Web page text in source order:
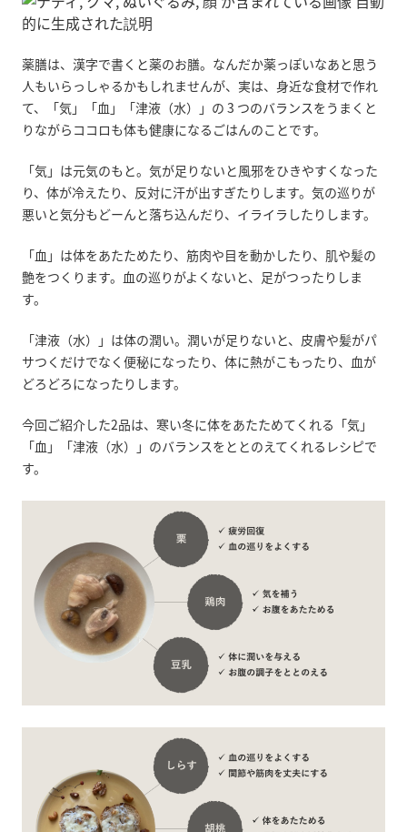
薬膳は、漢字で書くと薬のお膳。なんだか薬っぽいなあと思う
人もいらっしゃるかもしれませんが、実は、身近な食材で作れ
て、「気」「血」「津液（水）」の 3 つのバランスをうまくと
りながらココロも体も健康になるごはんのことです。
「気」は元気のもと。気が足りないと風邪をひきやすくなった
り、体が冷えたり、反対に汗が出すぎたりします。気の巡りが
悪いと気分もどーんと落ち込んだり、イライラしたりします。
「血」は体をあたためたり、筋肉や目を動かしたり、肌や髪の
艶をつくります。血の巡りがよくないと、足がつったりしま
す。
「津液（水）」は体の潤い。潤いが足りないと、皮膚や髪がパ
サつくだけでなく便秘になったり、体に熱がこもったり、血が
どろどろになったりします。
今回ご紹介した2品は、寒い冬に体をあたためてくれる「気」
「血」「津液（水）」のバランスをととのえてくれるレシピで
す。